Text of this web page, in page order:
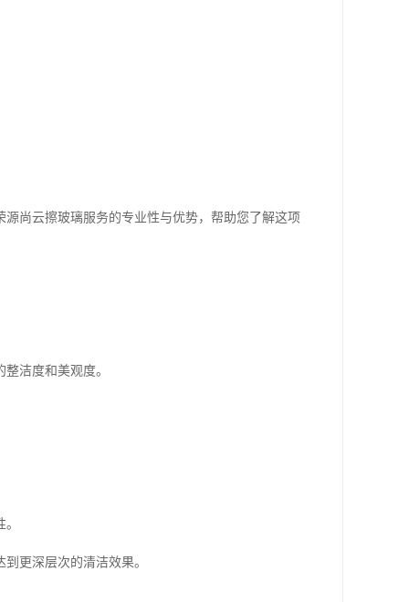
尚云擦玻璃服务的专业性与优势，帮助您了解这项
洁度和美观度。
更深层次的清洁效果。